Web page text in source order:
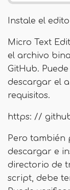
Instale el
Micro Text
el archivo
GitHub.
descargar el
requisitos.
https: //
Pero
descargar e
directorio de
script, debe